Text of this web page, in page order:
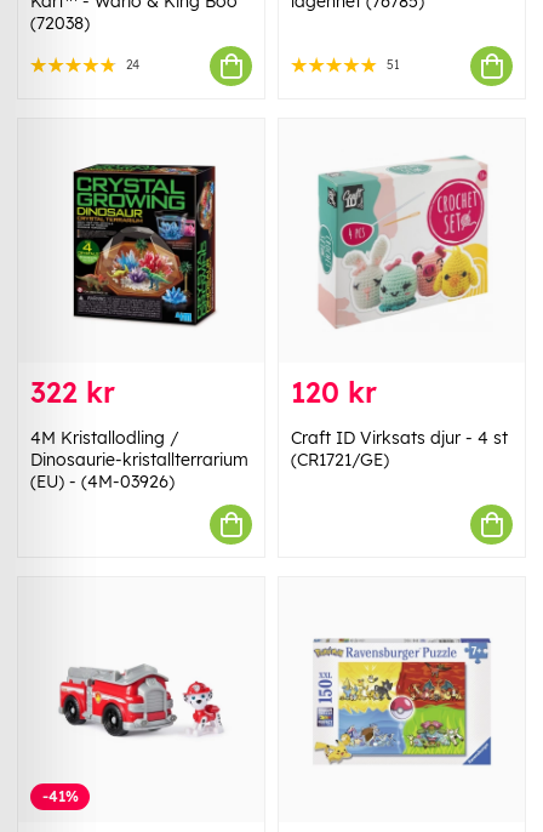
(72038)
24 51
322 kr
4M Kristallodling /
Dinosaurie-kristallterrarium
(EU) - (4M-03926)
120 kr
Craft ID Virksats djur - 4 st
(CR1721/GE)
-41%